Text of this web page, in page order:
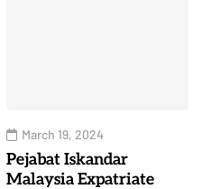
March 19, 2024
Pejabat Iskandar
Malaysia Expatriate